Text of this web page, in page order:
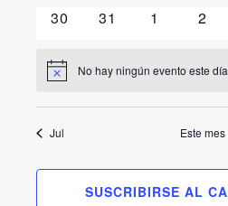
0
30
0
31
0
1
0
2
Aviso No hay ningún evento este
Jul Este mes
SUSCRIBIRSE AL